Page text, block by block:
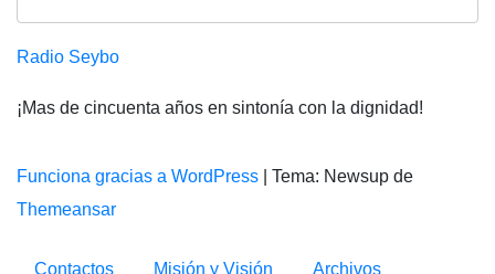
Radio Seybo
¡Mas de cincuenta años en sintonía con la dignidad!
Funciona gracias a WordPress
Tema: Newsup de
Themeansar
Contactos Misión y Visión Archivos